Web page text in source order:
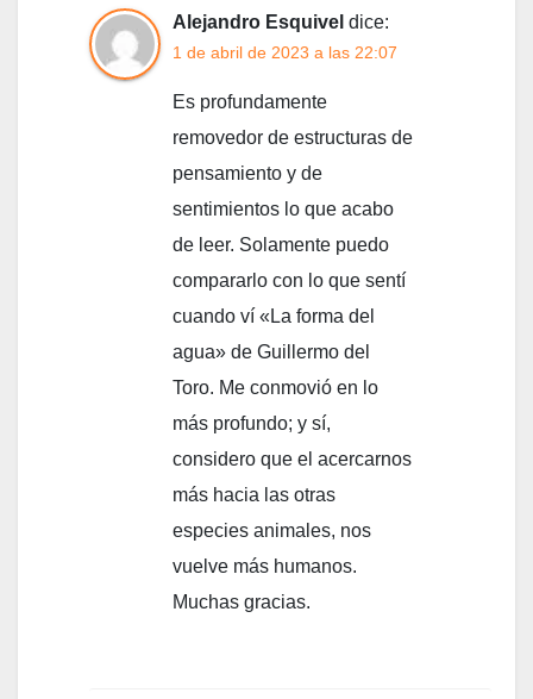
Alejandro Esquivel dice:
1 de abril de 2023 a las 22:07
Es profundamente
removedor de estructuras de
pensamiento y de
sentimientos lo que acabo
de leer. Solamente puedo
compararlo con lo que sentí
cuando ví «La forma del
agua» de Guillermo del
Toro. Me conmovió en lo
más profundo; y sí,
considero que el acercarnos
más hacia las otras
especies animales, nos
vuelve más humanos.
Muchas gracias.